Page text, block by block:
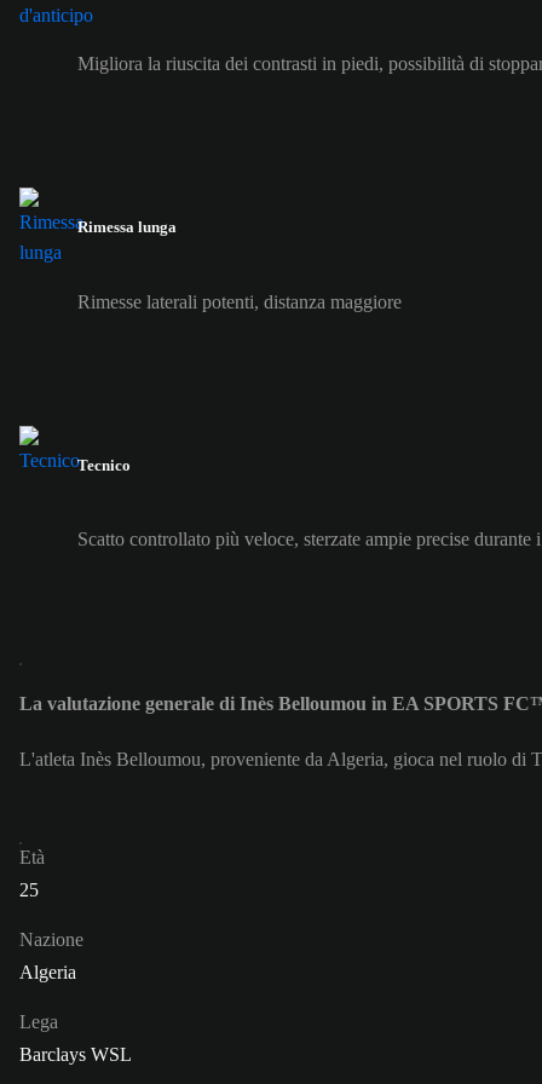
Migliora la riuscita dei contrasti in piedi, possibilità di
Rimessa lunga
Rimesse laterali potenti, distanza maggiore
Tecnico
Scatto controllato più veloce, sterzate ampie precise durante
La valutazione generale di Inès Belloumou in EA SPORTS
L'atleta Inès Belloumou, proveniente da Algeria, gioca nel ruolo di
Età
25
Nazione
Algeria
Lega
Barclays WSL